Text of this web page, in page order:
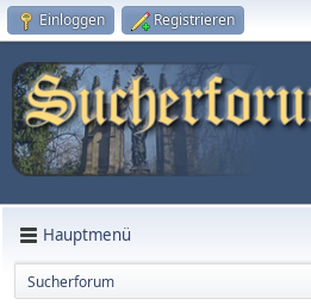
Einloggen Registrieren
Hauptmenü
Sucherforum